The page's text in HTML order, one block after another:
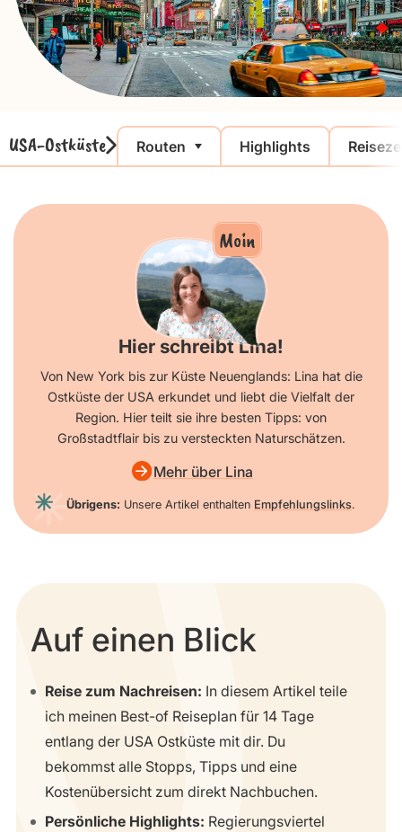
USA-Ostküste Routen Highlights
Moin
Hier schreibt Lina!
Von New York bis zur Küste Neuenglands: Lina hat die
Ostküste der USA erkundet und liebt die Vielfalt der
Region. Hier teilt sie ihre besten Tipps: von
Großstadtflair bis zu versteckten Naturschätzen.
Mehr über Lina
Übrigens: Unsere Artikel enthalten Empfehlungslinks.
Auf einen Blick
Reise zum Nachreisen: In diesem Artikel teile
ich meinen Best-of Reiseplan für 14 Tage
entlang der USA Ostküste mit dir. Du
bekommst alle Stopps, Tipps und eine
Kostenübersicht zum direkt Nachbuchen.
Persönliche Highlights: Regierungsviertel